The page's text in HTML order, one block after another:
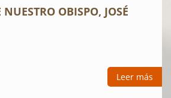
NUESTRO OBISPO, JOSÉ
Leer más